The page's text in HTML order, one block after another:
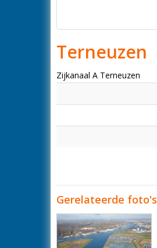
Terneuzen
Zijkanaal A Terneuzen
Gerelateerde foto's